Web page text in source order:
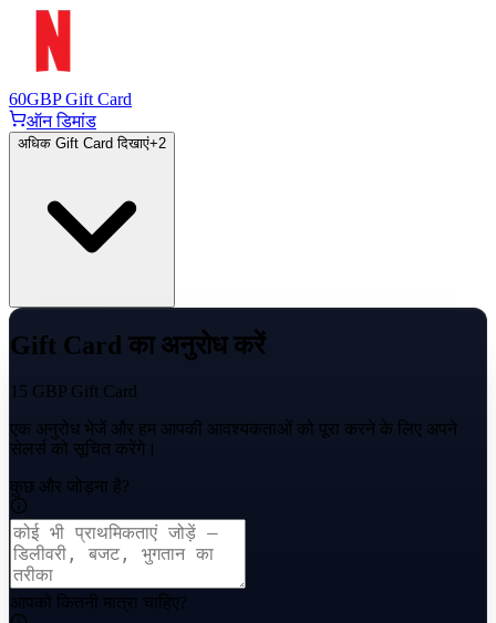
60GBP Gift Card
ऑन डिमांड
अधिक Gift Card दिखाएं+2
Gift Card का अनुरोध करें
15 GBP Gift Card
एक अनुरोध भेजें और हम आपकी आवश्यकताओं को पूरा करने के लिए अपने
सेलर्स को सूचित करेंगे।
कुछ और जोड़ना है?
आपको कितनी मात्रा चाहिए?